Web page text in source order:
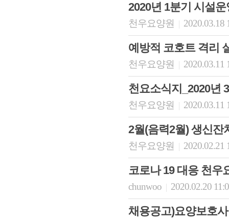
2020년 1분기 시설
천우요양원 2020.03.18
예방적 코호트 격리
천우요양원 2020.03.11
천요소식지_2020년
천우요양원 2020.03.11
2월(음력2월) 생신잔
천우요양원 2020.02.21
코로나 19 대응 천우
chunwoo 2020.02.20
채용공고)요양보호